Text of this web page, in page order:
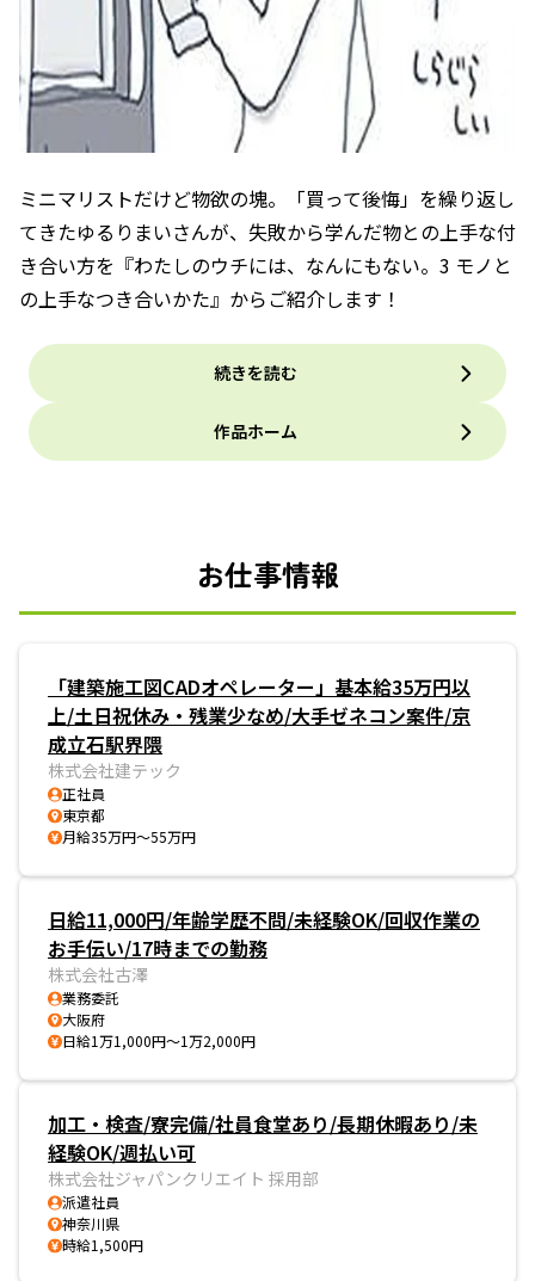
ミニマリストだけど物欲の塊。「買って後悔」を繰り返し
てきたゆるりまいさんが、失敗から学んだ物との上手な付
き合い方を『わたしのウチには、なんにもない。3 モノと
の上手なつき合いかた』からご紹介します！
続きを読む
作品ホーム
お仕事情報
「建築施工図CADオペレーター」基本給35万円以
上/土日祝休み・残業少なめ/大手ゼネコン案件/京
成立石駅界隈
株式会社建テック
正社員
東京都
月給35万円～55万円
日給11,000円/年齢学歴不問/未経験OK/回収作業の
お手伝い/17時までの勤務
株式会社古澤
業務委託
大阪府
日給1万1,000円～1万2,000円
加工・検査/寮完備/社員食堂あり/長期休暇あり/未
経験OK/週払い可
株式会社ジャパンクリエイト 採用部
派遣社員
神奈川県
時給1,500円